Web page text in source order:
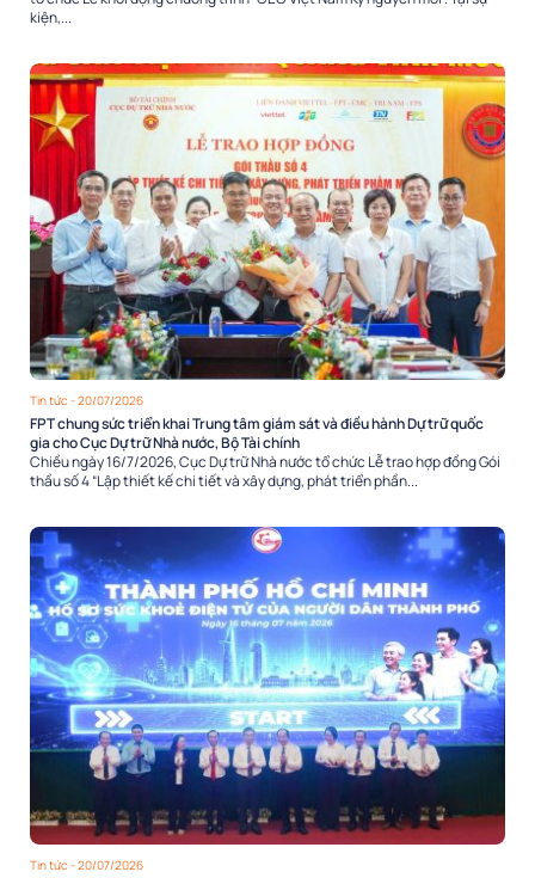
kiện,...
Tin tức - 20/07/2026
FPT chung sức triển khai Trung tâm giám sát và điều hành Dự trữ quốc
gia cho Cục Dự trữ Nhà nước, Bộ Tài chính
Chiều ngày 16/7/2026, Cục Dự trữ Nhà nước tổ chức Lễ trao hợp đồng Gói
thầu số 4 “Lập thiết kế chi tiết và xây dựng, phát triển phần...
Tin tức - 20/07/2026